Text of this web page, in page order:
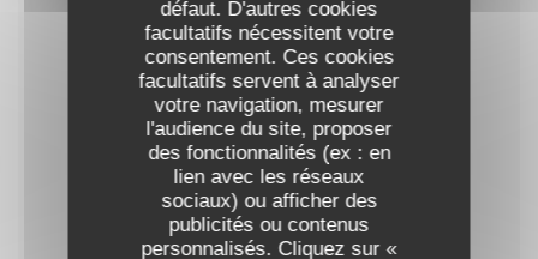
défaut. D'autres cookies
facultatifs nécessitent votre
consentement. Ces cookies
facultatifs servent à analyser
votre navigation, mesurer
l'audience du site, proposer
des fonctionnalités (ex : en
lien avec les réseaux
sociaux) ou afficher des
publicités ou contenus
personnalisés. Cliquez sur «
36,00 EUR
Vin Prestige
2016 Saint Julien - Amiral de Beychevelle
98,00 EUR
75cl